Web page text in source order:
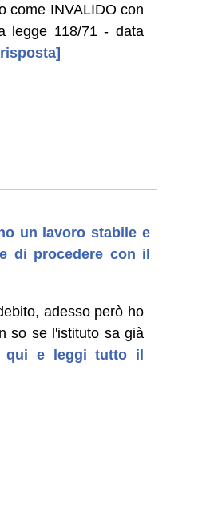
come INVALIDO con
legge 118/71 - data
un lavoro stabile e
di procedere con il
adesso però ho
so se l'istituto sa già
qui e leggi tutto il